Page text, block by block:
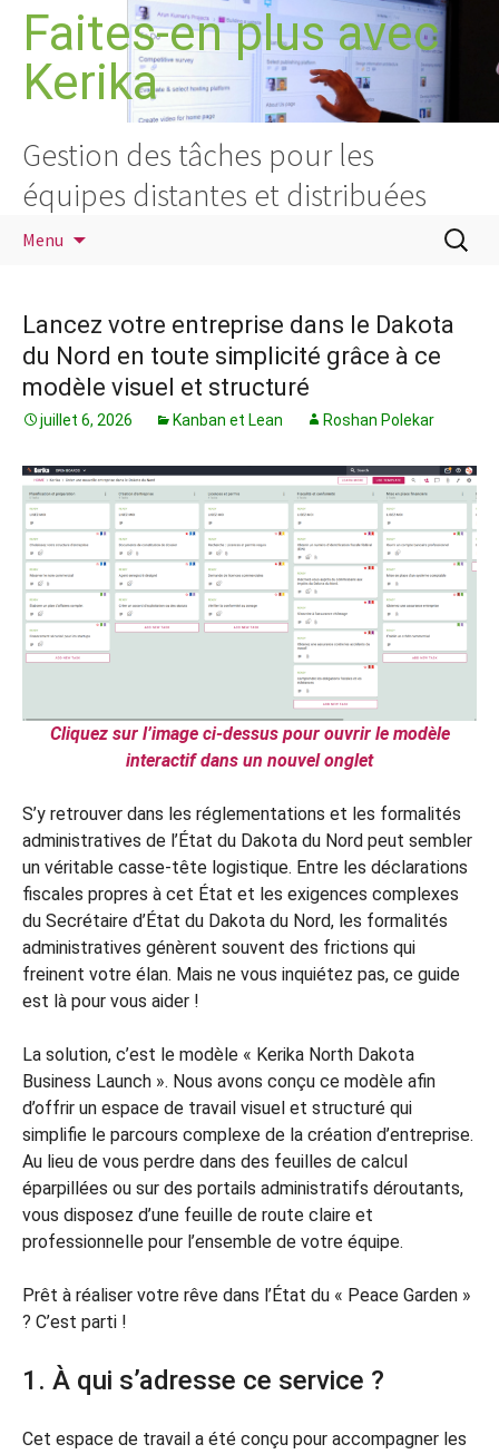
Aller
contenu
Faites-en plus avec
Kerika
Gestion des tâches pour les
équipes distantes et distribuées
Menu
Lancez votre entreprise dans le Dakota
du Nord en toute simplicité grâce à ce
modèle visuel et structuré
juillet 6, 2026 Kanban et Lean Roshan Polekar
Cliquez sur l’image ci-dessus pour ouvrir le modèle
interactif dans un nouvel onglet
S’y retrouver dans les réglementations et les formalités
administratives de l’État du Dakota du Nord peut sembler
un véritable casse-tête logistique. Entre les déclarations
fiscales propres à cet État et les exigences complexes
du Secrétaire d’État du Dakota du Nord, les formalités
administratives génèrent souvent des frictions qui
freinent votre élan. Mais ne vous inquiétez pas, ce guide
est là pour vous aider !
La solution, c’est le modèle « Kerika North Dakota
Business Launch ». Nous avons conçu ce modèle afin
d’offrir un espace de travail visuel et structuré qui
simplifie le parcours complexe de la création d’entreprise.
Au lieu de vous perdre dans des feuilles de calcul
éparpillées ou sur des portails administratifs déroutants,
vous disposez d’une feuille de route claire et
professionnelle pour l’ensemble de votre équipe.
Prêt à réaliser votre rêve dans l’État du « Peace Garden »
? C’est parti !
1. À qui s’adresse ce service ?
Cet espace de travail a été conçu pour accompagner les